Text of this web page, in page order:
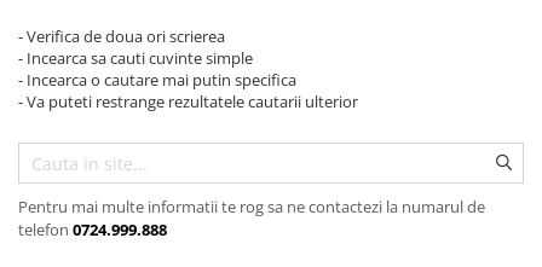
- Verifica de doua ori scrierea
- Incearca sa cauti cuvinte simple
- Incearca o cautare mai putin specifica
- Va puteti restrange rezultatele cautarii ulterior
Pentru mai multe informatii te rog sa ne contactezi la numarul de
telefon 0724.999.888